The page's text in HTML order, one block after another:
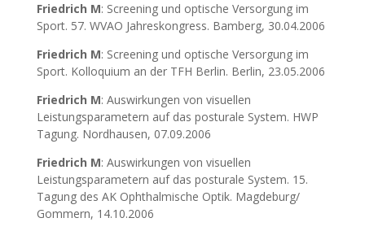
Friedrich M: Screening und optische Versorgung im
Sport. 57. WVAO Jahreskongress. Bamberg, 30.04.2006
Friedrich M: Screening und optische Versorgung im
Sport. Kolloquium an der TFH Berlin. Berlin, 23.05.2006
Friedrich M: Auswirkungen von visuellen
Leistungsparametern auf das posturale System. HWP
Tagung. Nordhausen, 07.09.2006
Friedrich M: Auswirkungen von visuellen
Leistungsparametern auf das posturale System. 15.
Tagung des AK Ophthalmische Optik. Magdeburg/
Gommern, 14.10.2006